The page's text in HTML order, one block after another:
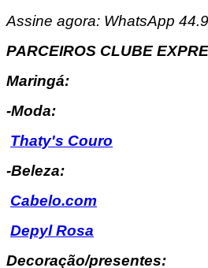
Assine agora: WhatsApp
PARCEIROS CLUBE
Maringá:
-Moda:
Thaty's Couro
-Beleza:
Cabelo.com
Depyl Rosa
Decoração/presentes: